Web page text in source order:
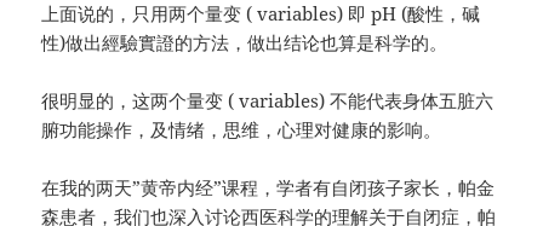
上面说的，只用两个量变 ( variables) 即 pH (酸性，碱
性)做出經驗實證的方法，做出结论也算是科学的。
很明显的，这两个量变 ( variables) 不能代表身体五脏六
腑功能操作，及情绪，思维，心理对健康的影响。
在我的两天”黄帝内经”课程，学者有自闭孩子家长，帕金
森患者，我们也深入讨论西医科学的理解关于自闭症，帕